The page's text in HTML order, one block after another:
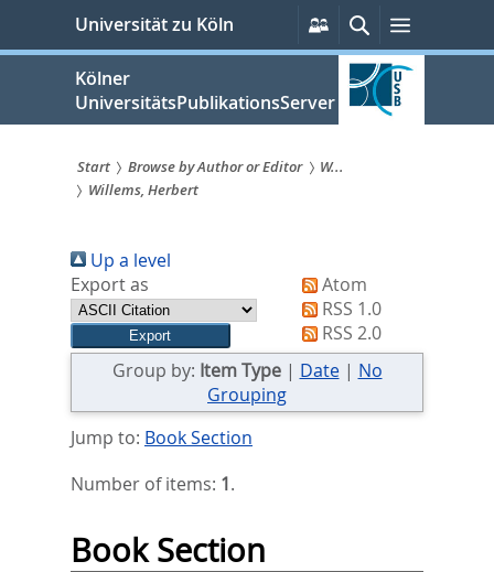
springen
Universität zu Köln
Persönliche
Services
SucheMenü
Kölner
UniversitätsPublikationsServer
Sie
sind
hier:
Start Browse by Author or Editor
W...
Willems, Herbert
Up a level
Export as
Atom
RSS 1.0
RSS 2.0
Group by: Item Type| Date| No
Grouping
Jump to: Book Section
Number of items: 1.
Book Section